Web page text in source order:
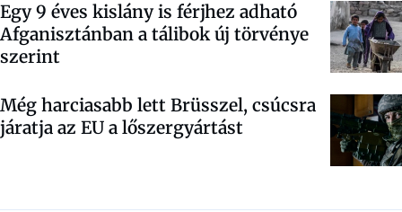
Egy 9 éves kislány is férjhez adható
Afganisztánban a tálibok új törvénye
szerint
Még harciasabb lett Brüsszel, csúcsra
járatja az EU a lőszergyártást